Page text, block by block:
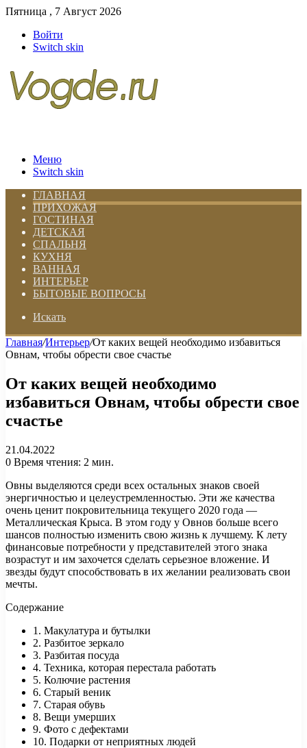
Пятница , 7 Август 2026
Войти
Switch skin
Меню
Switch skin
ГЛАВНАЯ
ПРИХОЖАЯ
ГОСТИНАЯ
ДЕТСКАЯ
СПАЛЬНЯ
КУХНЯ
ВАННАЯ
ИНТЕРЬЕР
БЫТОВЫЕ ВОПРОСЫ
Искать
Главная/Интерьер/От каких вещей необходимо избавиться
Овнам, чтобы обрести свое счастье
От каких вещей необходимо
избавиться Овнам, чтобы обрести свое
счастье
21.04.2022
0 Время чтения: 2 мин.
Овны выделяются среди всех остальных знаков своей
энергичностью и целеустремленностью. Эти же качества
очень ценит покровительница текущего 2020 года —
Металлическая Крыса. В этом году у Овнов больше всего
шансов полностью изменить свою жизнь к лучшему. К лету
финансовые потребности у представителей этого знака
возрастут и им захочется сделать серьезное вложение. И
звезды будут способствовать в их желании реализовать свои
мечты.
Содержание
1. Макулатура и бутылки
2. Разбитое зеркало
3. Разбитая посуда
4. Техника, которая перестала работать
5. Колючие растения
6. Старый веник
7. Старая обувь
8. Вещи умерших
9. Фото с дефектами
10. Подарки от неприятных людей